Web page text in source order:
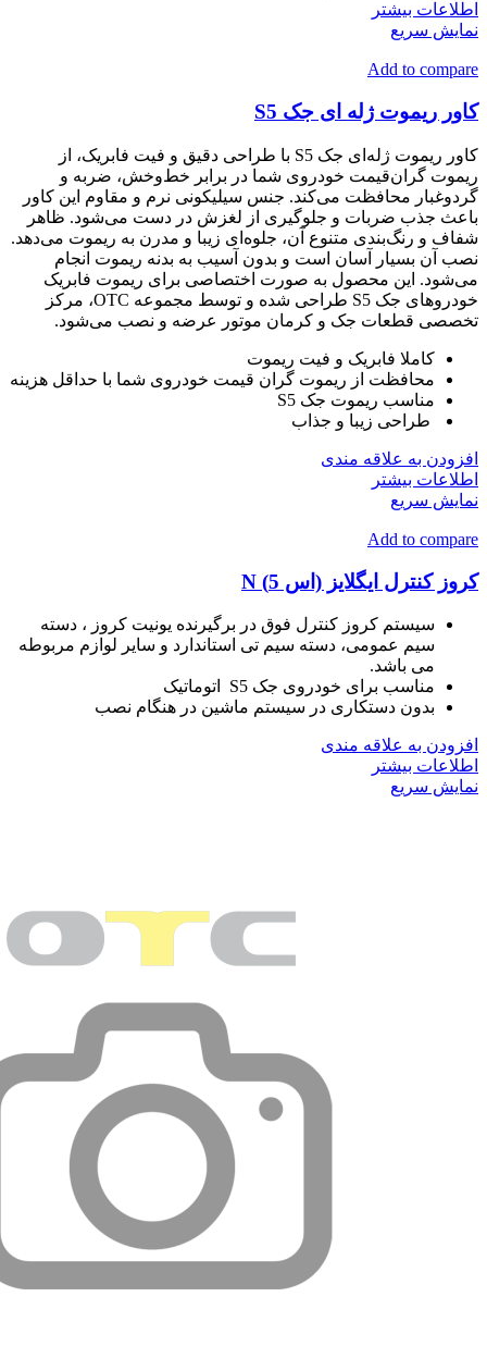
اطلاعات بیشتر
نمایش سریع
Add to compare
کاور ریموت ژله ای جک S5
کاور ریموت ژله‌ای جک S5 با طراحی دقیق و فیت فابریک، از
ریموت گران‌قیمت خودروی شما در برابر خط‌وخش، ضربه و
گردوغبار محافظت می‌کند. جنس سیلیکونی نرم و مقاوم این کاور
باعث جذب ضربات و جلوگیری از لغزش در دست می‌شود. ظاهر
شفاف و رنگ‌بندی متنوع آن، جلوه‌ای زیبا و مدرن به ریموت می‌دهد.
نصب آن بسیار آسان است و بدون آسیب به بدنه ریموت انجام
می‌شود. این محصول به صورت اختصاصی برای ریموت فابریک
خودروهای جک S5 طراحی شده و توسط مجموعه OTC، مرکز
تخصصی قطعات جک و کرمان موتور عرضه و نصب می‌شود.
کاملا فابریک و فیت ریموت
محافظت از ریموت گران قیمت خودروی شما با حداقل هزینه
مناسب ریموت جک S5
طراحی زیبا و جذاب
افزودن به علاقه مندی
اطلاعات بیشتر
نمایش سریع
Add to compare
کروز کنترل ایگلایز (اس 5) N
سیستم کروز کنترل فوق در برگیرنده یونیت کروز ، دسته
سیم عمومی، دسته سیم تی استاندارد و سایر لوازم مربوطه
می باشد.
مناسب برای خودروی جک S5 اتوماتیک
بدون دستکاری در سیستم ماشین در هنگام نصب
افزودن به علاقه مندی
اطلاعات بیشتر
نمایش سریع